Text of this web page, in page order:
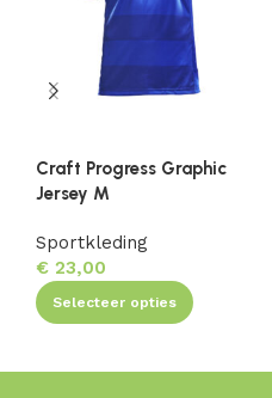
Craft Progress Graphic
Jersey M
Sportkleding
€ 23,00
Selecteer opties